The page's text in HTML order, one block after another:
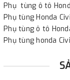
Phụ tùng ô tô
Phụ tùng Honda
Phụ tùng ô tô
Phụ tùng honda